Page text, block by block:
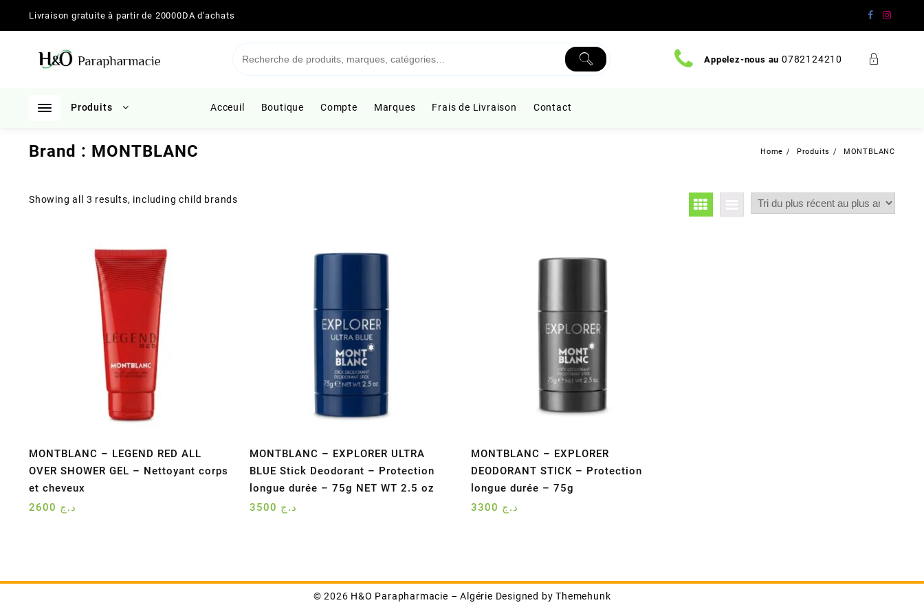
Livraison gratuite à partir de 20000DA d'achats
Appelez-nous au 0782124210
Produits Acceuil Boutique Compte Marques Frais de Livraison Contact
Brand : MONTBLANC Home Produits MONTBLANC
Showing all 3 results, including child brands
MONTBLANC – LEGEND RED ALL
OVER SHOWER GEL – Nettoyant corps
et cheveux
د.ج
MONTBLANC – EXPLORER ULTRA
BLUE Stick Deodorant – Protection
longue durée – 75g NET WT 2.5 oz
د.ج
MONTBLANC – EXPLORER
DEODORANT STICK – Protection
longue durée – 75g
د.ج
© 2026 H&O Parapharmacie – Algérie Designed by Themehunk